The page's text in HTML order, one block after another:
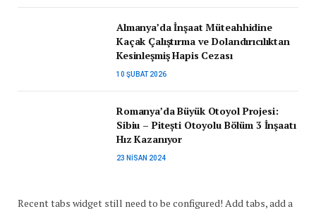
Almanya’da İnşaat Müteahhidine
Kaçak Çalıştırma ve Dolandırıcılıktan
Kesinleşmiş Hapis Cezası
10 ŞUBAT 2026
Romanya’da Büyük Otoyol Projesi:
Sibiu – Pitești Otoyolu Bölüm 3 İnşaatı
Hız Kazanıyor
23 NISAN 2024
Recent tabs widget still need to be configured! Add tabs, add a